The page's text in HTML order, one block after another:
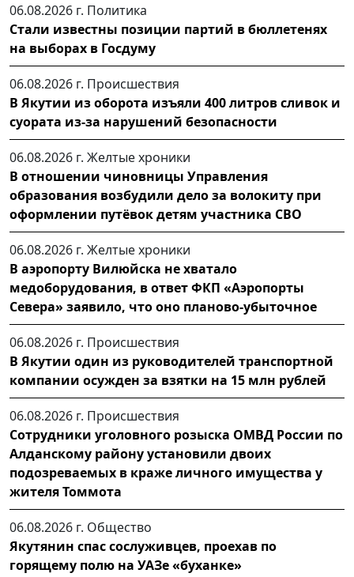
06.08.2026 г. Политика
Стали известны позиции партий в бюллетенях
на выборах в Госдуму
06.08.2026 г. Происшествия
В Якутии из оборота изъяли 400 литров сливок и
суората из-за нарушений безопасности
06.08.2026 г. Желтые хроники
В отношении чиновницы Управления
образования возбудили дело за волокиту при
оформлении путёвок детям участника СВО
06.08.2026 г. Желтые хроники
В аэропорту Вилюйска не хватало
медоборудования, в ответ ФКП «Аэропорты
Севера» заявило, что оно планово-убыточное
06.08.2026 г. Происшествия
В Якутии один из руководителей транспортной
компании осужден за взятки на 15 млн рублей
06.08.2026 г. Происшествия
Сотрудники уголовного розыска ОМВД России по
Алданскому району установили двоих
подозреваемых в краже личного имущества у
жителя Томмота
06.08.2026 г. Общество
Якутянин спас сослуживцев, проехав по
горящему полю на УАЗе «буханке»